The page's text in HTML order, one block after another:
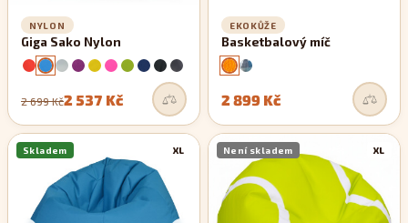
NYLON
Giga Sako Nylon
2 699 Kč2 537 Kč
EKOKŮŽE
Basketbalový míč
2 899 Kč
XL
Skladem XL
Není skladem